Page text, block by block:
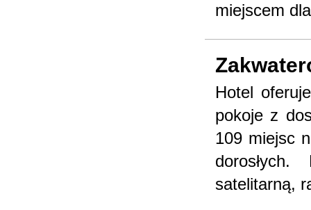
miejscem
Hotel
pokoje z
109 miejsc
satelitarną,